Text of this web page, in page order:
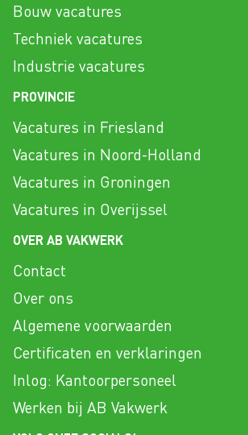
Bouw vacatures
Techniek vacatures
Industrie vacatures
PROVINCIE
Vacatures in Friesland
Vacatures in Noord-Holland
Vacatures in Groningen
Vacatures in Overijssel
OVER AB VAKWERK
Contact
Over ons
Algemene voorwaarden
Certificaten en verklaringen
Inlog: Kantoorpersoneel
Werken bij AB Vakwerk